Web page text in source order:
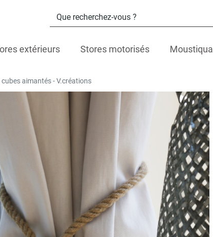
extérieurs Stores motorisés
aimantés - V.créations